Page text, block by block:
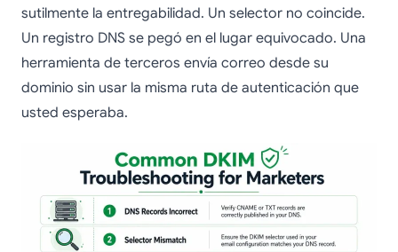
sutilmente la entregabilidad. Un selector no coincide.
Un registro DNS se pegó en el lugar equivocado. Una
herramienta de terceros envía correo desde su
dominio sin usar la misma ruta de autenticación que
usted esperaba.